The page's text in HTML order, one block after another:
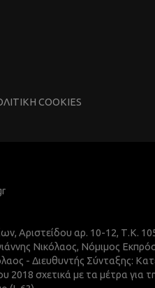
COOKIES
Αριστείδου αρ. 10-12,
Νικόλαος, Νόμιμος
- Διευθυντής Σύνταξης:
σχετικά με τα μέτρα για